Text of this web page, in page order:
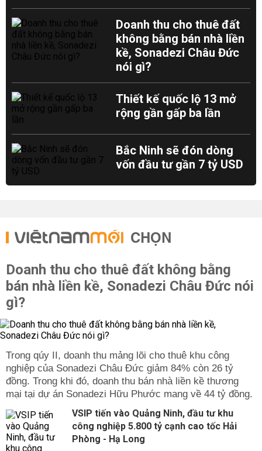
Doanh thu cho thuê đất
không bằng bán nhà liền
kề, Sonadezi Châu Đức
nói gì?
Thiết kế quốc lộ 13 mở
rộng gần gấp ba lần
Bắc Ninh sẽ đón dòng
vốn đầu tư gần 7 tỷ USD
CHỌN
Doanh thu cho thuê đất không bằng
bán nhà liền kề, Sonadezi Châu Đức nói
gì?
Trong qúy II, doanh thu mảng lõi cho thuê khu công
nghiệp của Sonadezi Châu Đức giảm 84% còn 26 tỷ
đồng. Trong khi đó, doanh thu bán nhà liền kề thương
mại tại dự án Sonadezi Hữu Phước mang về 44 tỷ đồng.
VSIP tiến vào Quảng Ninh, đầu tư khu
công nghiệp 5.800 tỷ cạnh cao tốc Hải
Phòng - Hạ Long